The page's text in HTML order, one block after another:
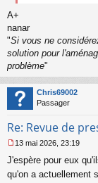
A+
nanar
"Si vous ne
solution pour
problème"
Chris69002
Passager
Re: Revue de
e
s
13 mai 2026, 23:19
J'espère pour eux
qu'on a actuellement